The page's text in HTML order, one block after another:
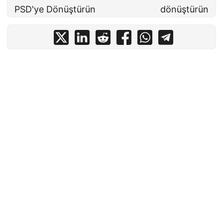
PSD'ye Dönüştürün
dönüştürün